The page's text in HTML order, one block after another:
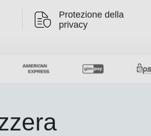
Protezione della
privacy